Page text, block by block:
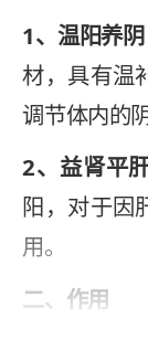
1、温阳养阴
材，具有温
调节体内的
2、益肾平肝
阳，对于因
用。
二、作用